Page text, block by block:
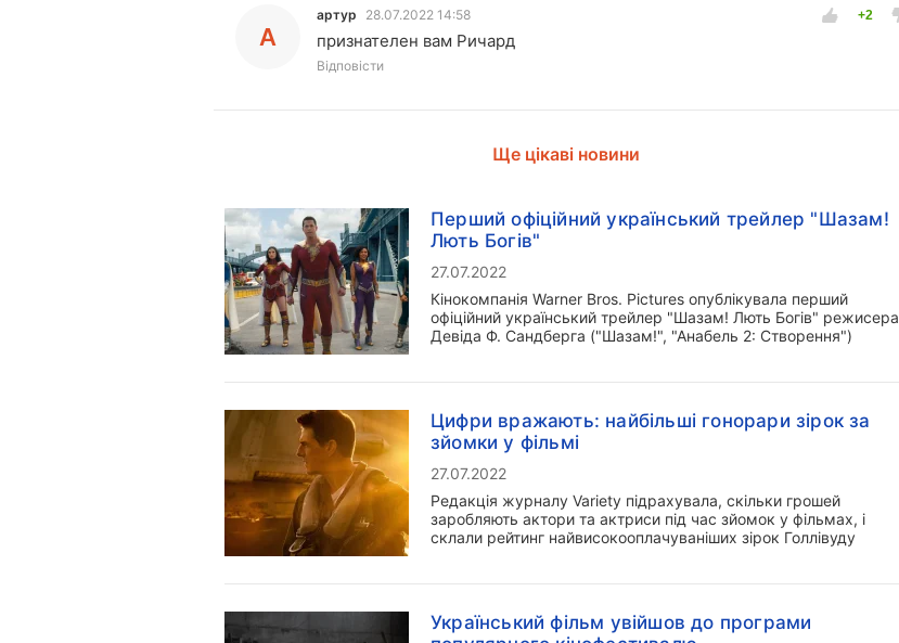
А
артур 28.07.2022 14:58
признателен вам Ричард
Відповісти
Ще цікаві новини
Перший офіційний український трейлер "Шазам!
Лють Богів"
27.07.2022
Кінокомпанія Warner Bros. Pictures опублікувала перший
офіційний український трейлер "Шазам! Лють Богів" режисера
Девіда Ф. Сандберга ("Шазам!", "Анабель 2: Створення")
Цифри вражають: найбільші гонорари зірок за
зйомки у фільмі
27.07.2022
Редакція журналу Variety підрахувала, скільки грошей
заробляють актори та актриси під час зйомок у фільмах, і
склали рейтинг найвисокооплачуваніших зірок Голлівуду
Український фільм увійшов до програми